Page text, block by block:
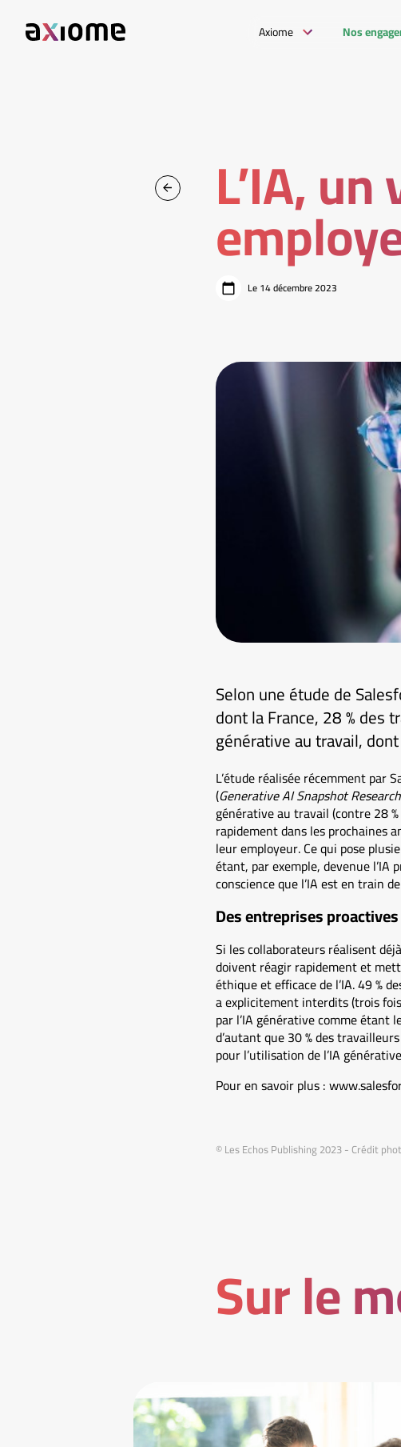
Axiome Nos
L’IA,
Le 14 décembre 2023
Selon une étude de
dont la France, 28 %
générative au travail,
L’étude réalisée récemment par
(Generative AI Snapshot Research
générative au travail (contre 28
rapidement dans les prochaines
leur employeur. Ce qui pose
étant, par exemple, devenue l’IA
conscience que l’IA est en train
Des entreprises
Si les collaborateurs réalisent
doivent réagir rapidement et
éthique et efficace de l’IA. 49 %
a explicitement interdits (trois
par l’IA générative comme
d’autant que 30 % des
pour l’utilisation de l’IA
Pour en savoir plus :
© Les Echos Publishing 2023 - Crédit
Sur le